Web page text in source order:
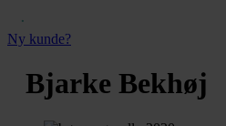
Ny kunde?
Bjarke Bekhøj